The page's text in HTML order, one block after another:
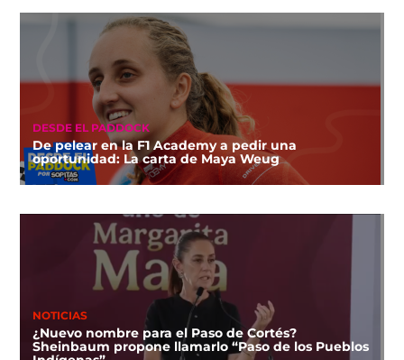
DESDE EL PADDOCK
De pelear en la F1 Academy a pedir una
oportunidad: La carta de Maya Weug
NOTICIAS
¿Nuevo nombre para el Paso de Cortés?
Sheinbaum propone llamarlo “Paso de los Pueblos